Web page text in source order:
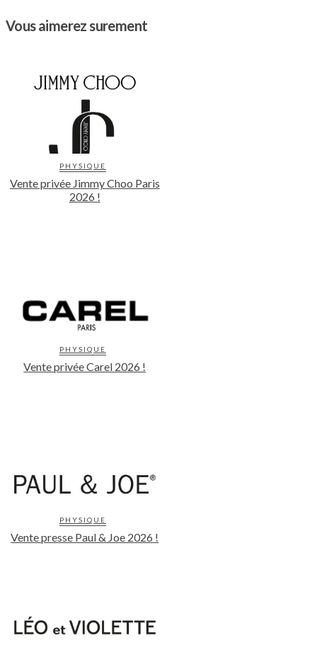
Vous aimerez surement
PHYSIQUE
Vente privée Jimmy Choo Paris
2026 !
PHYSIQUE
Vente privée Carel 2026 !
PHYSIQUE
Vente presse Paul & Joe 2026 !